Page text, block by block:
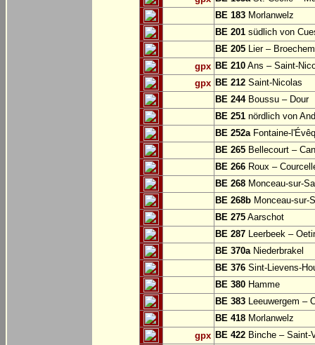
BE 183 Morlanwelz
BE 201 südlich von
BE 205 Lier – Broechem
gpx BE 210 Ans – Saint-
gpx BE 212 Saint-Nicolas
BE 244Boussu – Dour
BE 251 nördlich von
BE 252aFontaine-
BE 265 Bellecourt –
BE 266 Roux –
BE 268 Monceau-sur-
BE 268b Monceau-sur-
BE 275 Aarschot
BE 287 Leerbeek –
BE 370aNiederbrakel
BE 376 Sint-Lievens-
BE 380 Hamme
BE 383 Leeuwergem –
BE 418 Morlanwelz
gpx BE 422 Binche – Saint-